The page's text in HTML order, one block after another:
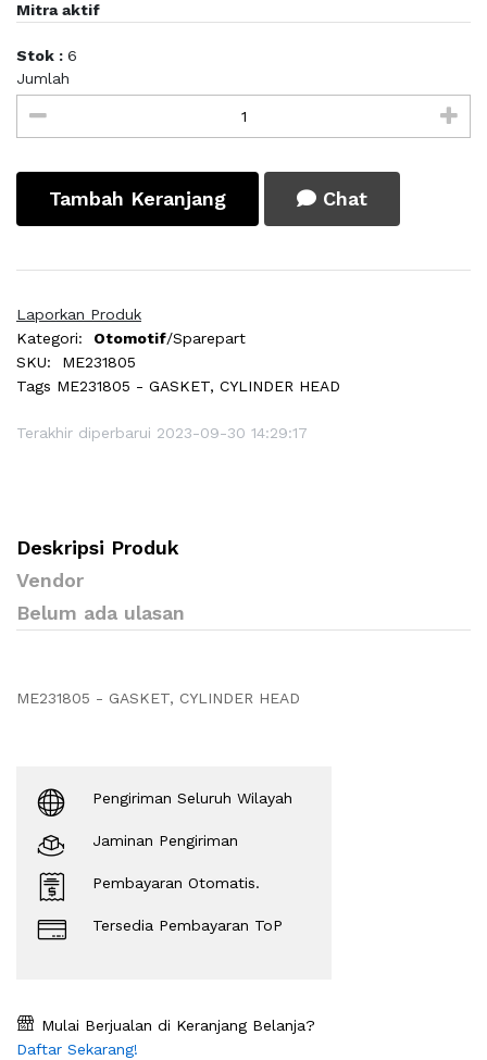
Mitra aktif
Stok : 6
Jumlah
Tambah Keranjang Chat
Laporkan Produk
Kategori:
Otomotif/Sparepart
SKU:
ME231805
Tags ME231805 - GASKET, CYLINDER HEAD
Terakhir diperbarui 2023-09-30 14:29:17
Deskripsi Produk
Vendor
Belum ada ulasan
ME231805 - GASKET, CYLINDER HEAD
Pengiriman Seluruh Wilayah
Jaminan Pengiriman
Pembayaran Otomatis.
Tersedia Pembayaran ToP
Mulai Berjualan di Keranjang Belanja?
Daftar Sekarang!